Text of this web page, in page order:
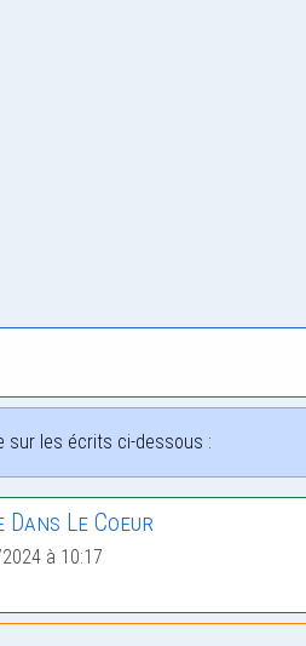
sur les écrits ci-dessous :
Dans Le Coeur
à 10:17